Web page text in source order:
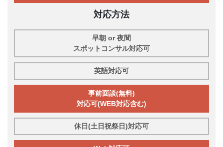
対応方法
早朝 or 夜間
スポットコンサル対応可
英語対応可
事前面談(無料)
対応可(WEB対応含む)
休日(土日祝祭日)対応可